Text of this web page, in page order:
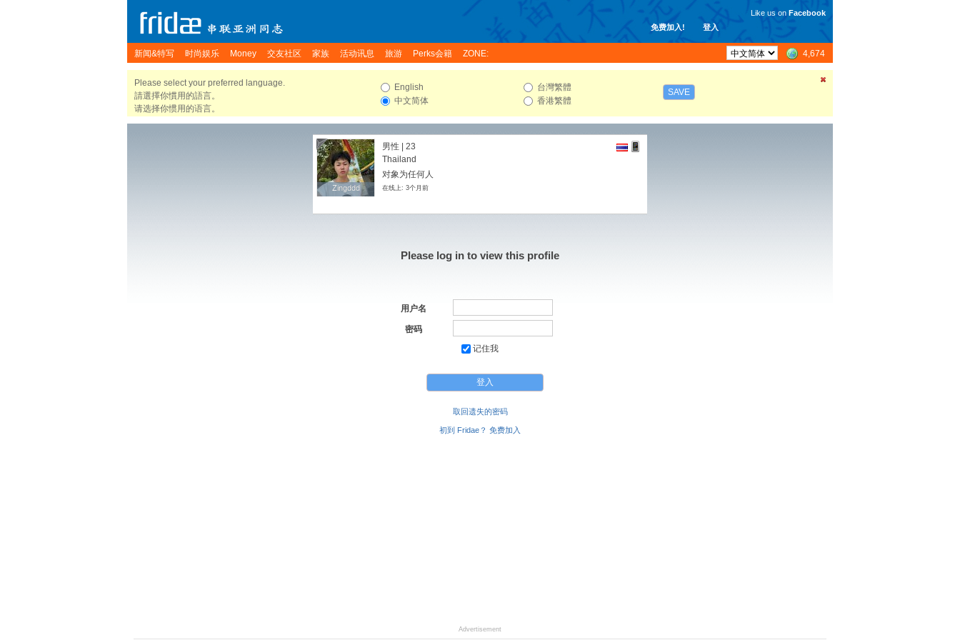
免费加入! 登入
Like us on Facebook
新闻&特写 时尚娱乐 Money 交友社区 家族 活动讯息 旅游 Perks会籍 ZONE: 4,674
Please select your preferred language.
請選擇你慣用的語言。
请选择你惯用的语言。
English
中文简体
台灣繁體
香港繁體
SAVE
Zingddd
Zingddd
男性 | 23
Thailand
对象为任何人
在线上: 3个月前
Please log in to view this profile
用户名
密码
记住我
取回遗失的密码
初到 Fridae？ 免费加入
Advertisement